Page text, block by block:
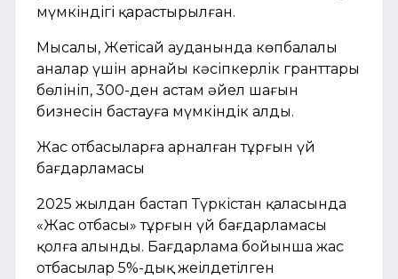
мүмкіндігі қарастырылған.
Мысалы, Жетісай ауданында көпбалалы
аналар үшін арнайы кәсіпкерлік гранттары
бөлініп, 300-ден астам әйел шағын
бизнесін бастауға мүмкіндік алды.
Жас отбасыларға арналған тұрғын үй
бағдарламасы
2025 жылдан бастап Түркістан қаласында
«Жас отбасы» тұрғын үй бағдарламасы
қолға алынды. Бағдарлама бойынша жас
отбасылар 5%-дық жеңілдетілген